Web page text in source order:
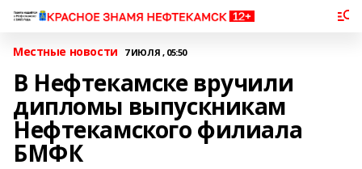
Местные новости 7 ИЮЛЯ , 05:50
В Нефтекамске вручили
дипломы выпускникам
Нефтекамского филиала
БМФК